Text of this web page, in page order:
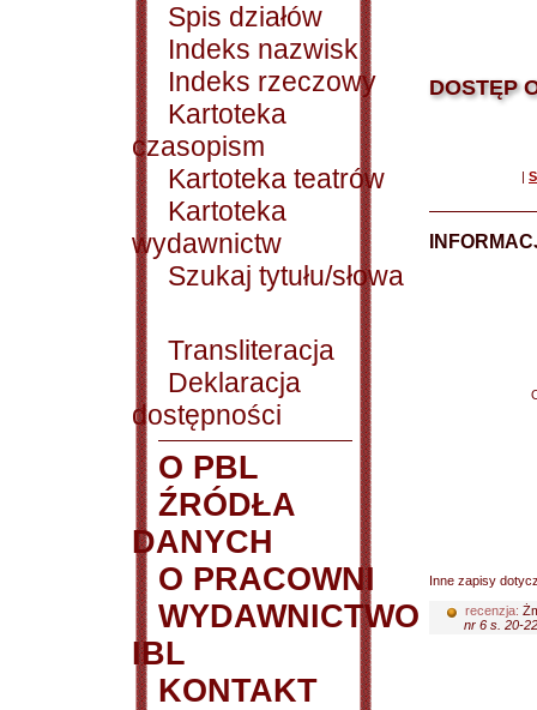
Spis działów
Indeks nazwisk
Indeks rzeczowy
Kartoteka
czasopism
Kartoteka teatrów
Kartoteka
wydawnictw
Szukaj tytułu/słowa
Transliteracja
Deklaracja
dostępności
O PBL
ŹRÓDŁA
DANYCH
O PRACOWNI
WYDAWNICTWO
IBL
KONTAKT
DOSTĘP
|
Inne zapisy
recenzja:
nr 6 s. 20-22